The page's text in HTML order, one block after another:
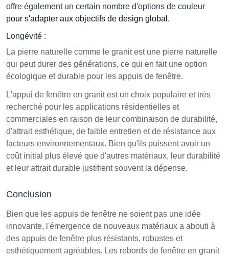
offre également un certain nombre d'options de couleur
pour s'adapter aux objectifs de design global.
Longévité :
La pierre naturelle comme le granit est une pierre naturelle
qui peut durer des générations, ce qui en fait une option
écologique et durable pour les appuis de fenêtre.
L'appui de fenêtre en granit est un choix populaire et très
recherché pour les applications résidentielles et
commerciales en raison de leur combinaison de durabilité,
d'attrait esthétique, de faible entretien et de résistance aux
facteurs environnementaux. Bien qu'ils puissent avoir un
coût initial plus élevé que d'autres matériaux, leur durabilité
et leur attrait durable justifient souvent la dépense.
Conclusion
Bien que les appuis de fenêtre ne soient pas une idée
innovante, l'émergence de nouveaux matériaux a abouti à
des appuis de fenêtre plus résistants, robustes et
esthétiquement agréables. Les rebords de fenêtre en granit